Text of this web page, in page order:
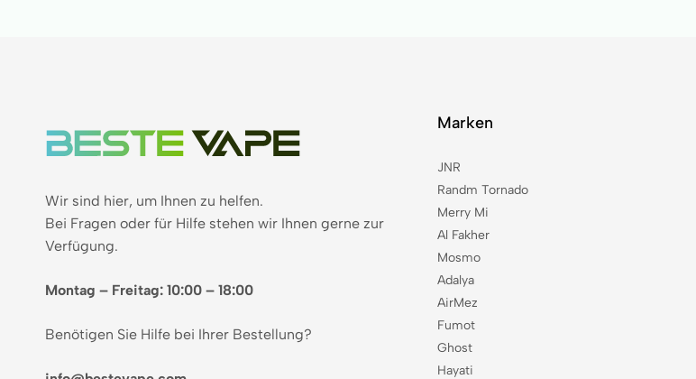
Wir sind hier, um Ihnen zu helfen.
Bei Fragen oder für Hilfe stehen wir Ihnen gerne zur
Verfügung.
Montag – Freitag: 10:00 – 18:00
Benötigen Sie Hilfe bei Ihrer Bestellung?
Marken
JNR
Randm Tornado
Merry Mi
Al Fakher
Mosmo
Adalya
AirMez
Fumot
Ghost
Hayati